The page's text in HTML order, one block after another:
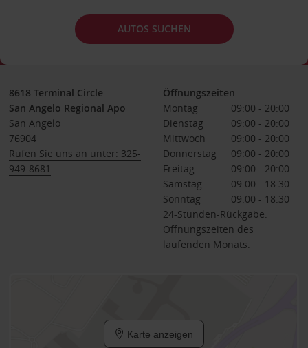
AUTOS SUCHEN
8618 Terminal Circle
San Angelo Regional Apo
San Angelo
76904
Rufen Sie uns an unter: 325-
949-8681
Öffnungszeiten
Montag
09:00 - 20:00
Dienstag
09:00 - 20:00
Mittwoch
09:00 - 20:00
Donnerstag
09:00 - 20:00
Freitag
09:00 - 20:00
Samstag
09:00 - 18:30
Sonntag
09:00 - 18:30
24-Stunden-Rückgabe.
Öffnungszeiten des
laufenden Monats.
Karte anzeigen